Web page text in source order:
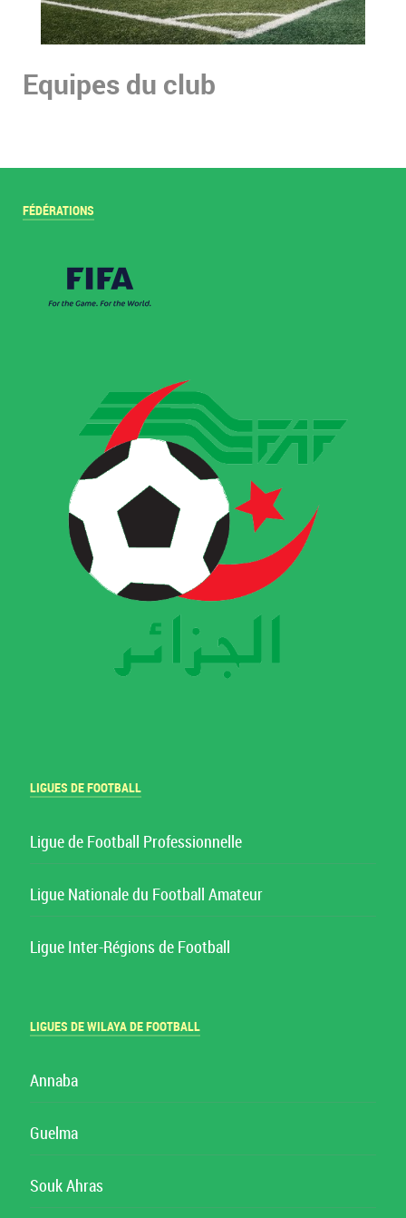
Equipes du club
FÉDÉRATIONS
LIGUES DE FOOTBALL
Ligue de Football Professionnelle
Ligue Nationale du Football Amateur
Ligue Inter-Régions de Football
LIGUES DE WILAYA DE FOOTBALL
Annaba
Guelma
Souk Ahras